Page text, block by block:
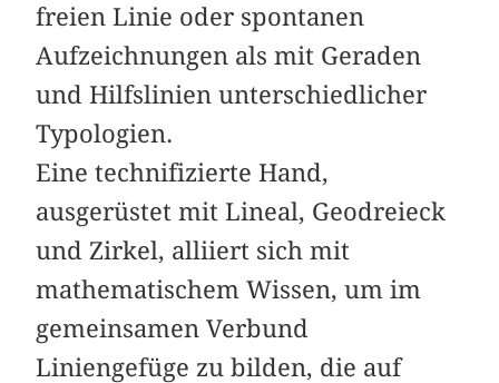
freien Linie oder spontanen
Aufzeichnungen als mit Geraden
und Hilfslinien unterschiedlicher
Typologien.
Eine technifizierte Hand,
ausgerüstet mit Lineal, Geodreieck
und Zirkel, alliiert sich mit
mathematischem Wissen, um im
gemeinsamen Verbund
Liniengefüge zu bilden, die auf